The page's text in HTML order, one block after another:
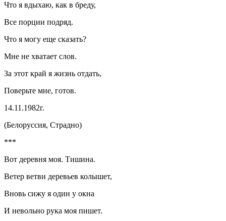
Что я вдыхаю, как в бреду,
Все порции подряд.
Что я могу еще сказать?
Мне не хватает слов.
За этот край я жизнь отдать,
Поверьте мне, готов.
14.11.1982г.
(Белоруссия, Страдно)
***
Вот деревня моя. Тишина.
Ветер ветви деревьев колышет,
Вновь сижу я один у окна
И невольно рука моя пишет.